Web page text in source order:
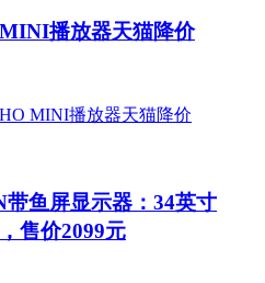
播放器天猫降价
鱼屏显示器：34英寸
售价2099元